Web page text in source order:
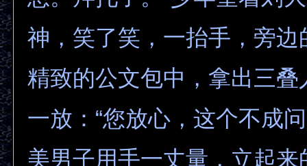
神，笑了笑，一抬手，旁边
精致的公文包中，拿出三叠
一放：“您放心，这个不成
美男子用手一丈量，立起来